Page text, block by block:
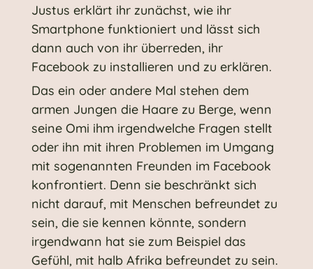
Justus erklärt ihr zunächst, wie ihr
Smartphone funktioniert und lässt sich
dann auch von ihr überreden, ihr
Facebook zu installieren und zu erklären.
Das ein oder andere Mal stehen dem
armen Jungen die Haare zu Berge, wenn
seine Omi ihm irgendwelche Fragen stellt
oder ihn mit ihren Problemen im Umgang
mit sogenannten Freunden im Facebook
konfrontiert. Denn sie beschränkt sich
nicht darauf, mit Menschen befreundet zu
sein, die sie kennen könnte, sondern
irgendwann hat sie zum Beispiel das
Gefühl, mit halb Afrika befreundet zu sein.